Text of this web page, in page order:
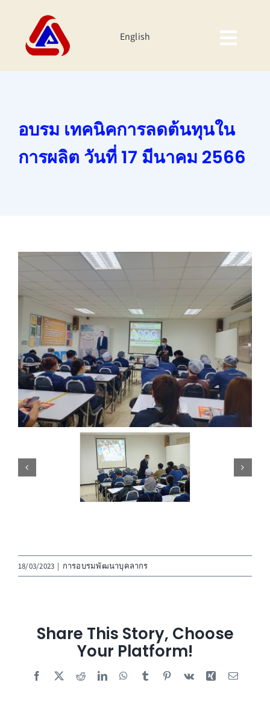
content
ผลิตภัณฑ์
สาระน่ารู้
ร่วมงานกับเรา
ติดต่อเรา
English
อบรม เทคนิคการลดต้นทุนใน
การผลิต วันที่ 17 มีนาคม 2566
18/03/2023 | การอบรมพัฒนาบุคลากร
Share This Story, Choose
Your Platform!
Facebook
X RedditLinkedInWhatsApp
Tumblr Pinterest
Vk Xing Email